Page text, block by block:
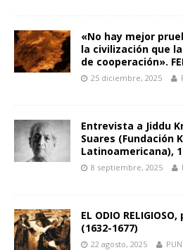
«No hay mejor
la civilización que
de cooperación».
25 diciembre, 2025
Entrevista a Jiddu
Suares (Fundación
Latinoamericana),
8 septiembre, 2025
EL ODIO
(1632-1677)
22 agosto, 2025